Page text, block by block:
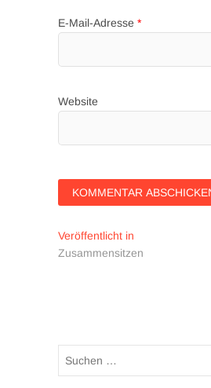
E-Mail-Adresse *
Website
Beitragsnavigation
Veröffentlicht in
Zusammensitzen